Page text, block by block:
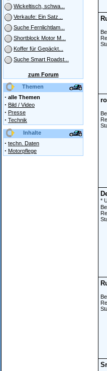
Wickeltisch, schwa...
Verkaufe: Ein Satz...
Suche Fernlichtlam...
Shortblock Motor M...
Koffer für Gepäckt...
Suche Smart Roadst...
zum Forum
Themen
· alle Themen
· Bild / Video
· Presse
· Technik
Inhalte
· techn. Daten
· Motorpflege
*